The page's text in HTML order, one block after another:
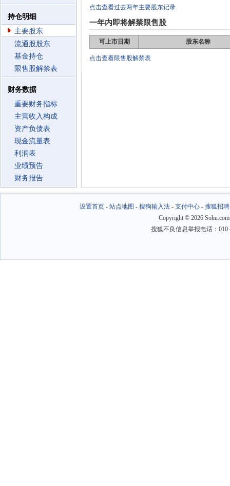
持仓明细
主要股东
流通股股东
基金持仓
限售股解禁表
财务数据
重要财务指标
主营收入构成
资产负债表
现金流量表
利润表
业绩预告
财务报告
点击查看过去两年主要股东记录
一年内即将解禁限售股
可上市日期 股东名称
点击查看限售股解禁表
设置首页- 站点地图 - 搜狗输入法- 支付中心- 搜狐招聘
Copyright © 2026
搜狐不良信息举报电话：010